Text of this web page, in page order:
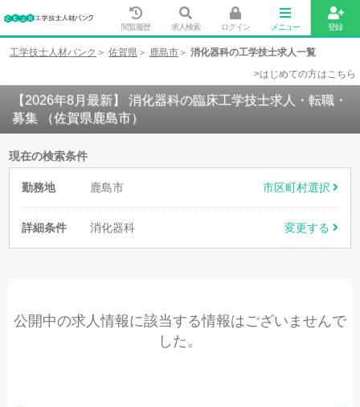
閲覧履歴 求人検索 ログイン メニュー 登録
工学技士人材バンク 佐賀県 鹿島市
消化器科の工学技士求人一覧
>はじめての方はこちら
【2026年8月最新】 消化器科の臨床工学技士求人・転職・
募集 （佐賀県鹿島市）
現在の検索条件
勤務地 鹿島市 市区町村選択
詳細条件 消化器科 変更する
公開中の求人情報に該当する情報はございませんで
した。